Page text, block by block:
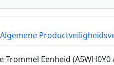
Algemene
Trommel Eenheid